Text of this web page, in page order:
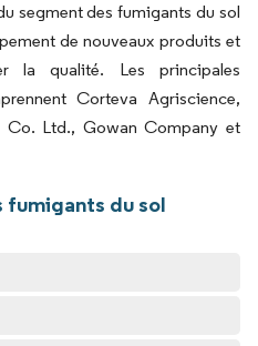
segment des fumigants du sol
de nouveaux produits et
la qualité. Les principales
Corteva Agriscience,
Co. Ltd., Gowan Company et
fumigants du sol